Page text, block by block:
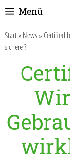
Zum
springen
Menü
Start» News» Certified
sicherer?